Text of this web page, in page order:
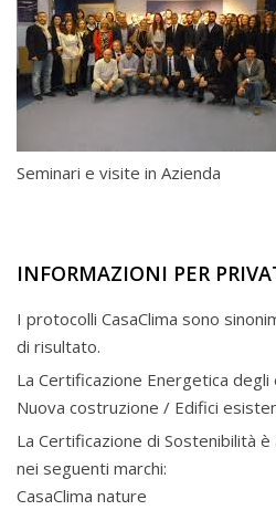
Seminari e visite in Azienda
INFORMAZIONI PER
I protocolli CasaClima sono
di risultato.
La Certificazione Energetica degli
Nuova costruzione / Edifici
La Certificazione di Sostenibilità
nei seguenti marchi:
CasaClima nature